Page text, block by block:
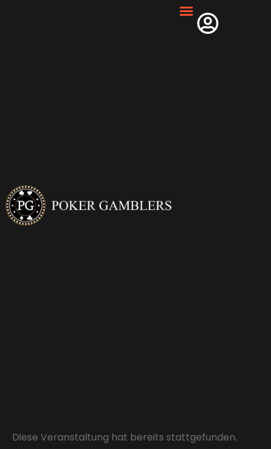
Diese Veranstaltung hat bereits stattgefunden.